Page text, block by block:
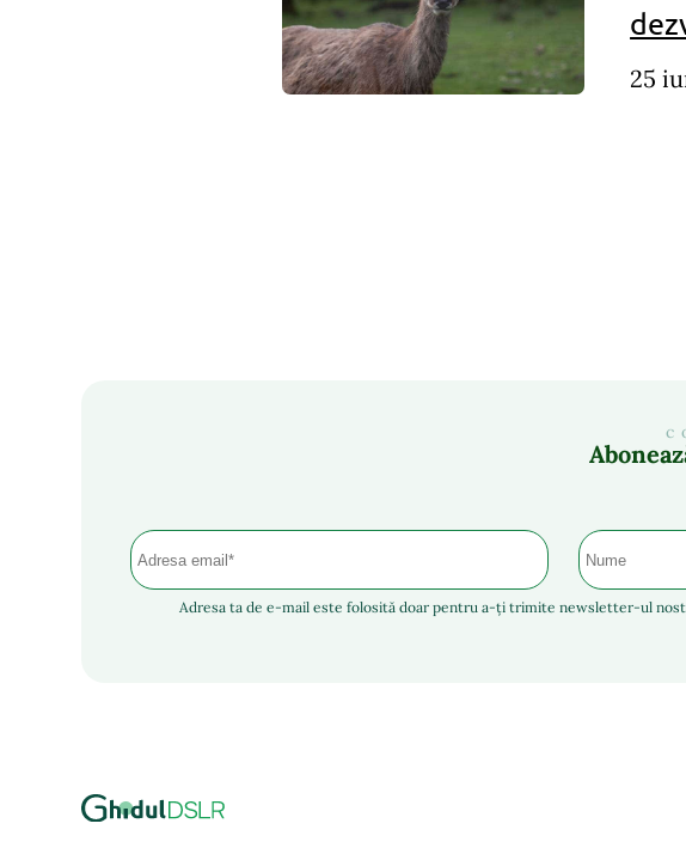
25
Adresa ta de e-mail este folosită doar pentru a-ți trimite newsletter-ul